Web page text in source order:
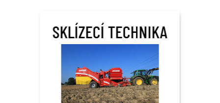
SKLÍZECÍ TECHNIKA